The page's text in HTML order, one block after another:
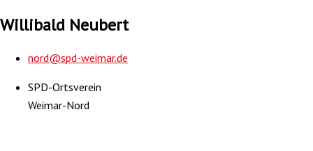
Willibald Neubert
nord@spd-weimar.de
SPD-Ortsverein
Weimar-Nord